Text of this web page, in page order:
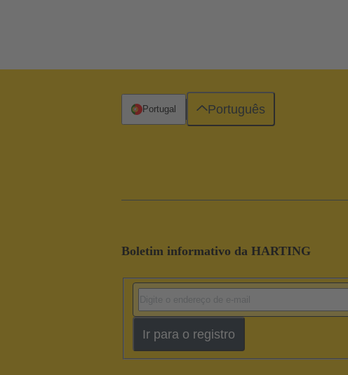
Boletim informativo da HARTING
Ir para o registro
Portugal Português